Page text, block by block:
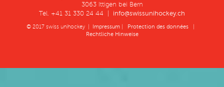
3063 Ittigen bei Bern
Tel. +41 31 330 24 44 | info@swissunihockey.ch
© 2017 swiss unihockey | Impressum | Protection des données |
Rechtliche Hinweise